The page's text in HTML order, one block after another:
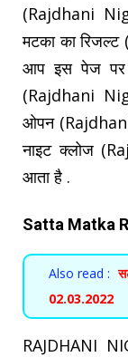
(Rajdhani
मटका का
आप इस पेज पर
(Rajdhani
ओपन
नाइट क्लोज
आता है .
Satta Matka
Also read :
02.03.2022
RAJDHANI